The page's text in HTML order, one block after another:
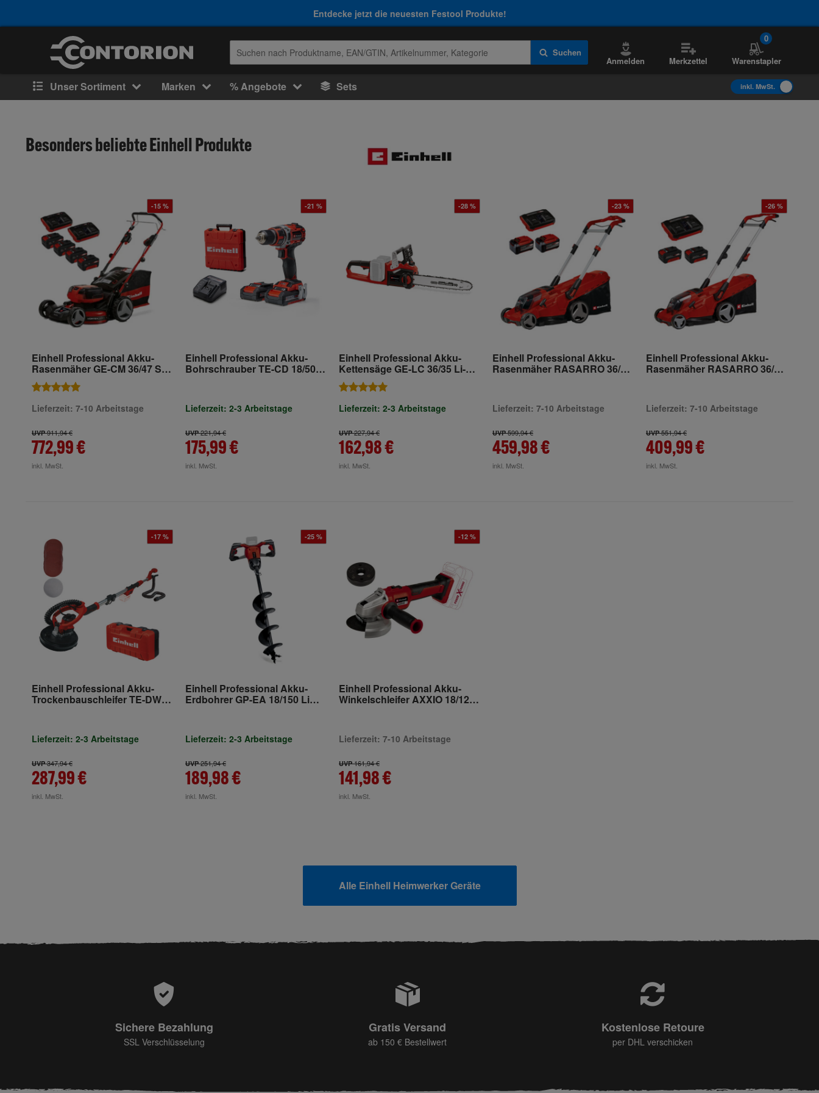
Entdecke jetzt die neuesten Festool Produkte!
Suchen
Anmelden Merkzettel
0
Warenstapler
Unser Sortiment Marken % Angebote Sets inkl. MwSt.
Besonders beliebte Einhell Produkte
-15 %
Einhell Professional Akku-
Rasenmäher GE-CM 36/47 S
HW Li (4x4,0Ah)
Lieferzeit: 7-10 Arbeitstage
UVP911,94 €
772,99 €
inkl. MwSt.
-21 %
Einhell Professional Akku-
Bohrschrauber TE-CD 18/50 Li
Lieferzeit: 2-3 Arbeitstage
UVP221,94 €
175,99 €
inkl. MwSt.
-28 %
Einhell Professional Akku-
Kettensäge GE-LC 36/35 Li-
Solo
Lieferzeit: 2-3 Arbeitstage
UVP227,94 €
162,98 €
inkl. MwSt.
-23 %
Einhell Professional Akku-
Rasenmäher RASARRO 36/42
Lieferzeit: 7-10 Arbeitstage
UVP599,94 €
459,98 €
inkl. MwSt.
-26 %
Einhell Professional Akku-
Rasenmäher RASARRO 36/40
Lieferzeit: 7-10 Arbeitstage
UVP551,94 €
409,99 €
inkl. MwSt.
-17 %
Einhell Professional Akku-
Trockenbauschleifer TE-DW
Lieferzeit: 2-3 Arbeitstage
UVP347,94 €
287,99 €
inkl. MwSt.
-25 %
Einhell Professional Akku-
Erdbohrer GP-EA 18/150 Li
Lieferzeit: 2-3 Arbeitstage
UVP251,94 €
189,98 €
inkl. MwSt.
-12 %
Einhell Professional Akku-
Winkelschleifer AXXIO 18/125
Lieferzeit: 7-10 Arbeitstage
UVP161,94 €
141,98 €
inkl. MwSt.
Alle Einhell Heimwerker Geräte
Sichere Bezahlung
SSL Verschlüsselung
Gratis Versand
ab 150 € Bestellwert
Kostenlose Retoure
per DHL verschicken